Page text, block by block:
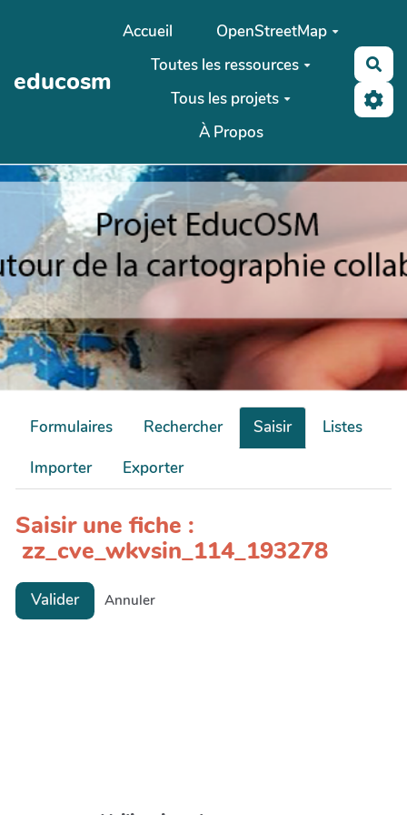
Aller au contenu principal
educosm
Accueil
OpenStreetMap
Toutes les ressources
Tous les projets
À Propos
Formulaires Rechercher Saisir
Listes
Importer
Exporter
Saisir une fiche :
zz_cve_wkvsin_114_193278
Valider Annuler